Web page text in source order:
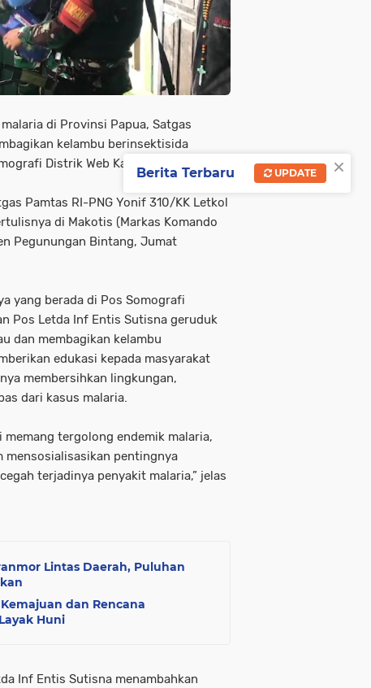
di Provinsi Papua, Satgas
kelambu berinsektisida
Distrik Web Kabupaten Keerom.
Pamtas RI-PNG Yonif 310/KK Letkol
di Makotis (Markas Komando
Pegunungan Bintang, Jumat
yang berada di Pos Somografi
Pos Letda Inf Entis Sutisna geruduk
dan membagikan kelambu
edukasi kepada masyarakat
membersihkan lingkungan,
dari kasus malaria.
memang tergolong endemik malaria,
mensosialisasikan pentingnya
terjadinya penyakit malaria,” jelas
Lintas Daerah, Puluhan
dan Rencana
Huni
Inf Entis Sutisna menambahkan
×
Berita Terbaru UPDATE